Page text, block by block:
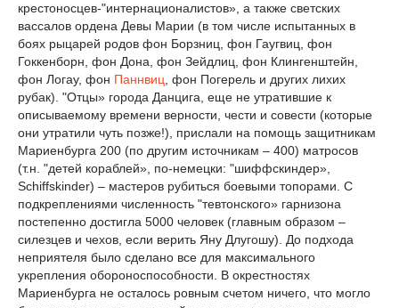
крестоносцев-"интернационалистов», а также светских
вассалов ордена Девы Марии (в том числе испытанных в
боях рыцарей родов фон Борзниц, фон Гаугвиц, фон
Гоккенборн, фон Дона, фон Зейдлиц, фон Клингенштейн,
фон Логау, фон Паннвиц , фон Погерель и других лихих
рубак). "Отцы» города Данцига, еще не утратившие к
описываемому времени верности, чести и совести (которые
они утратили чуть позже!), прислали на помощь защитникам
Мариенбурга 200 (по другим источникам – 400) матросов
(т.н. "детей кораблей», по-немецки: "шиффскиндер»,
Schiffskinder) – мастеров рубиться боевыми топорами. С
подкреплениями численность "тевтонского» гарнизона
постепенно достигла 5000 человек (главным образом –
силезцев и чехов, если верить Яну Длугошу). До подхода
неприятеля было сделано все для максимального
укрепления обороноспособности. В окрестностях
Мариенбурга не осталось ровным счетом ничего, что могло